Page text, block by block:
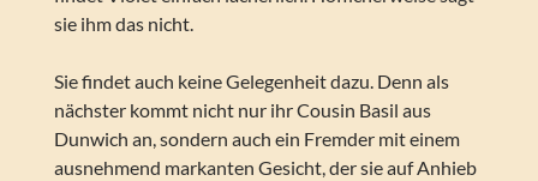
sie ihm das nicht.
Sie findet auch keine Gelegenheit dazu. Denn als
nächster kommt nicht nur ihr Cousin Basil aus
Dunwich an, sondern auch ein Fremder mit einem
ausnehmend markanten Gesicht, der sie auf Anhieb